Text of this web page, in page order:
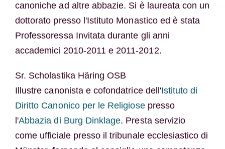
canoniche ad altre abbazie. Si è laureata con un
dottorato presso l'Istituto Monastico ed è stata
Professoressa Invitata durante gli anni
accademici 2010-2011 e 2011-2012.
Sr. Scholastika Häring OSB
Illustre canonista e cofondatrice dell'Istituto di
Diritto Canonico per le Religiosepresso
l'Abbazia di Burg Dinklage. Presta servizio
come ufficiale presso il tribunale ecclesiastico di